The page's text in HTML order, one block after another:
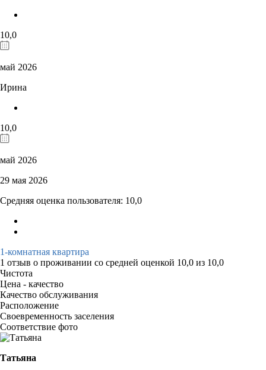
10,0
май 2026
Ирина
10,0
май 2026
29 мая 2026
Средняя оценка пользователя: 10,0
1-комнатная квартира
1 отзыв о проживании со средней оценкой 10,0 из 10,0
Чистота
Цена - качество
Качество обслуживания
Расположение
Своевременность заселения
Соответствие фото
Татьяна